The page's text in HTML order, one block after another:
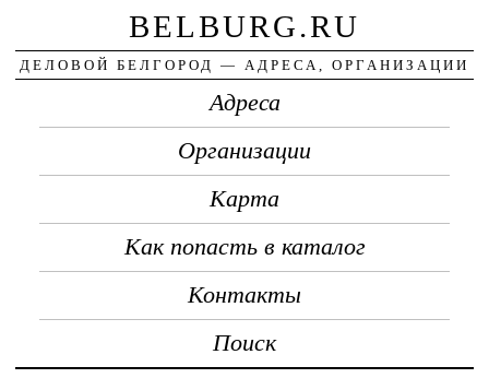
BELBURG.RU
ДЕЛОВОЙ БЕЛГОРОД — АДРЕСА, ОРГАНИЗАЦИИ
Адреса
Организации
Карта
Как попасть в каталог
Контакты
Поиск